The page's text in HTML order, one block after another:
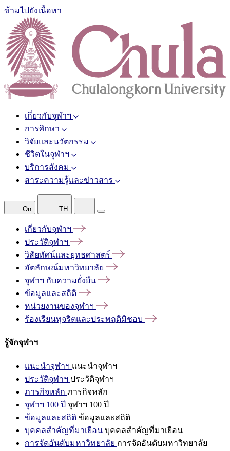
ข้ามไปยังเนื้อหา
เกี่ยวกับจุฬาฯ
การศึกษา
วิจัยและนวัตกรรม
ชีวิตในจุฬาฯ
บริการสังคม
สาระความรู้และข่าวสาร
On TH
เกี่ยวกับจุฬาฯ
ประวัติจุฬาฯ
วิสัยทัศน์และยุทธศาสตร์
อัตลักษณ์มหาวิทยาลัย
จุฬาฯ กับความยั่งยืน
ข้อมูลและสถิติ
หน่วยงานของจุฬาฯ
ร้องเรียนทุจริตและประพฤติมิชอบ
รู้จักจุฬาฯ
แนะนำจุฬาฯ แนะนำจุฬาฯ
ประวัติจุฬาฯ ประวัติจุฬาฯ
ภารกิจหลัก ภารกิจหลัก
จุฬาฯ 100 ปี จุฬาฯ 100 ปี
ข้อมูลและสถิติ ข้อมูลและสถิติ
บุคคลสำคัญที่มาเยือน บุคคลสำคัญที่มาเยือน
การจัดอันดับมหาวิทยาลัย การจัดอันดับมหาวิทยาลัย